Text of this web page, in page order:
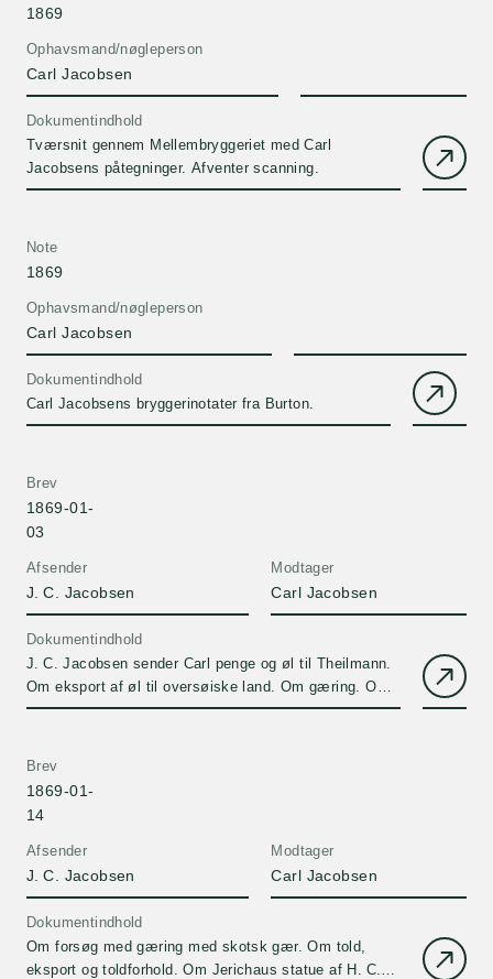
Ophavsmand/nøgleperson
Carl Jacobsen
1869
Dokumentindhold
Tværsnit gennem Mellembryggeriet med Carl
Jacobsens påtegninger. Afventer scanning.
Ophavsmand/nøgleperson
Carl Jacobsen
Note
1869
Dokumentindhold
Carl Jacobsens bryggerinotater fra Burton.
Afsender
J. C. Jacobsen
Brev
1869-01-
03
Modtager
Carl Jacobsen
Dokumentindhold
J. C. Jacobsen sender Carl penge og øl til Theilmann.
Om eksport af øl til oversøiske land. Om gæring. Om
dyrkning af Mistelten.
Afsender
J. C. Jacobsen
Brev
1869-01-
14
Modtager
Carl Jacobsen
Dokumentindhold
Om forsøg med gæring med skotsk gær. Om told,
eksport og toldforhold. Om Jerichaus statue af H. C.